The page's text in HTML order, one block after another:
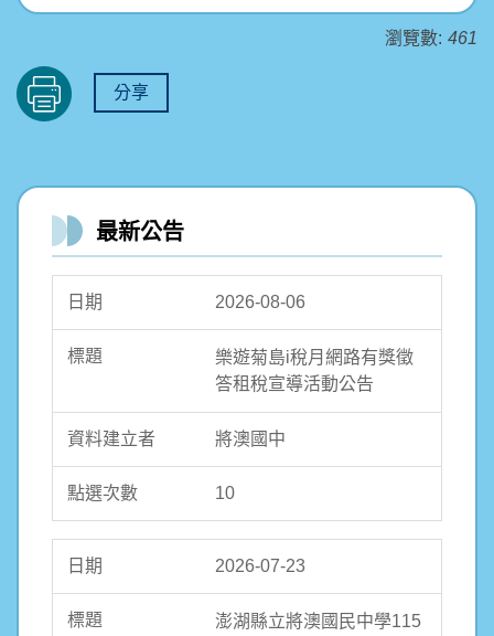
瀏覽數: 461
分享
最新公告
2026-08-06
樂遊菊島i稅月網路有獎徵
答租稅宣導活動公告
將澳國中
10
2026-07-23
澎湖縣立將澳國民中學115